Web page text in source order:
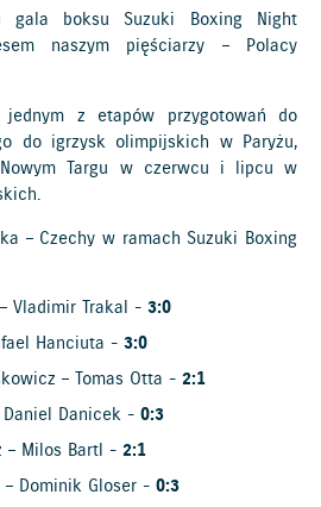
boksu Suzuki Boxing Night
naszym pięściarzy – Polacy
jednym z etapów przygotowań do
do igrzysk olimpijskich w Paryżu,
Targu w czerwcu i lipcu w
– Czechy w ramach Suzuki Boxing
Vladimir Trakal -3:0
Hanciuta -3:0
– Tomas Otta -2:1
Daniel Danicek -0:3
– Milos Bartl -2:1
– Dominik Gloser -0:3